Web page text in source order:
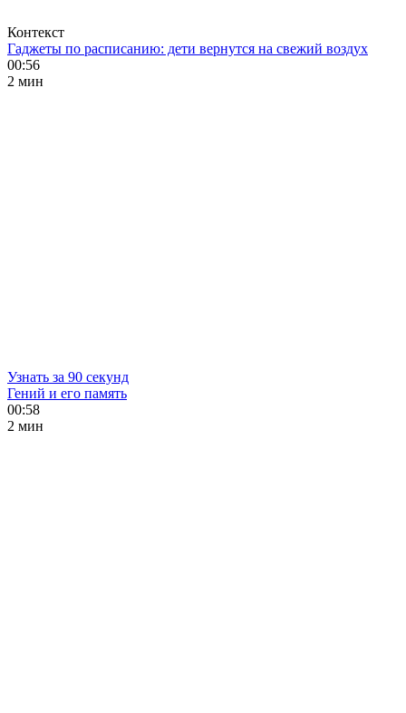
Контекст
Гаджеты по расписанию: дети вернутся на свежий воздух
00:56
2 мин
Узнать за 90 секунд
Гений и его память
00:58
2 мин